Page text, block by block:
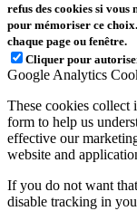
refus des cookies si vous
pour mémoriser ce
chaque page ou fenêtre.
Cliquer pour
Google Analytics
These cookies collect
form to help us
effective our
website and
If you do not want
disable tracking in